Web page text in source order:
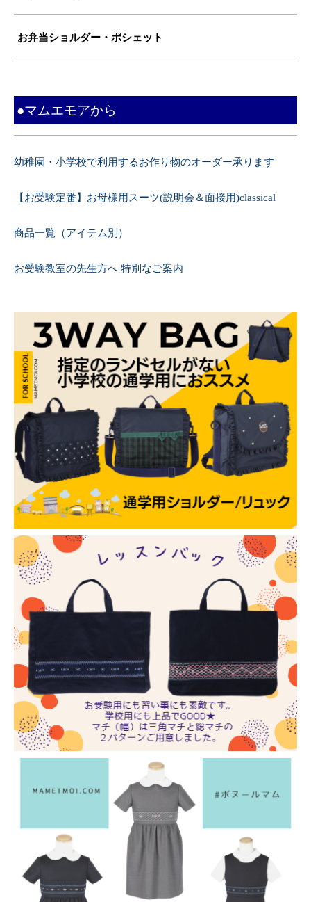
お弁当ショルダー・ポシェット
●マムエモアから
幼稚園・小学校で利用するお作り物のオーダー承ります
【お受験定番】お母様用スーツ(説明会＆面接用)classical
商品一覧（アイテム別）
お受験教室の先生方へ 特別なご案内